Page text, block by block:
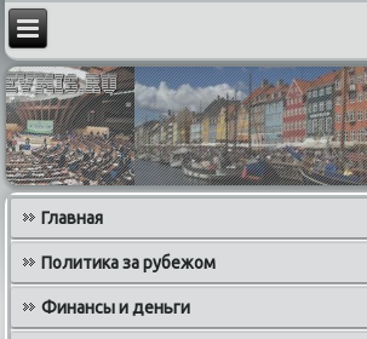
Главная
Политика за рубежом
Финансы и деньги